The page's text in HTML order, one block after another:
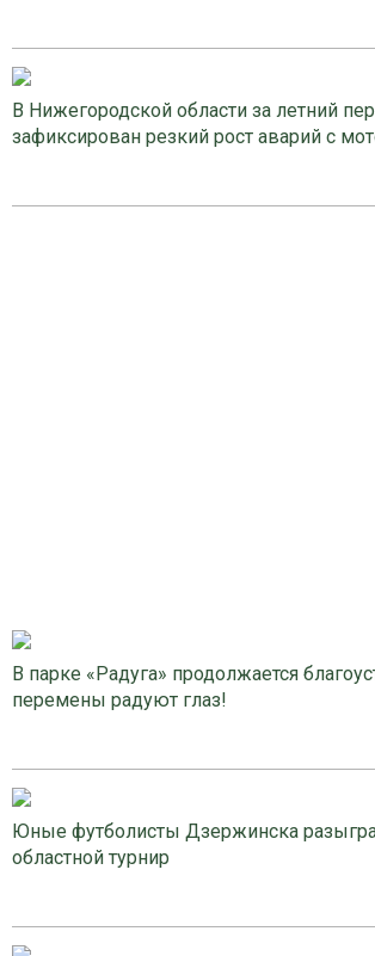
В Нижегородской области за летний
зафиксирован резкий рост аварий с
В парке «Радуга» продолжается
перемены радуют глаз!
Юные футболисты Дзержинска
областной турнир